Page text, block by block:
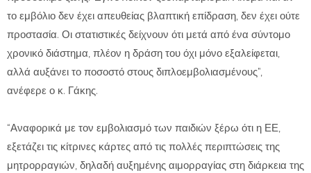
το εμβόλιο δεν έχει απευθείας βλαπτική επίδραση, δεν έχει ούτε
προστασία. Οι στατιστικές δείχνουν ότι μετά από ένα σύντομο
χρονικό διάστημα, πλέον η δράση του όχι μόνο εξαλείφεται,
αλλά αυξάνει το ποσοστό στους διπλοεμβολιασμένους”,
ανέφερε ο κ. Γάκης.
“Αναφορικά με τον εμβολιασμό των παιδιών ξέρω ότι η ΕΕ,
εξετάζει τις κίτρινες κάρτες από τις πολλές περιπτώσεις της
μητρορραγιών, δηλαδή αυξημένης αιμορραγίας στη διάρκεια της